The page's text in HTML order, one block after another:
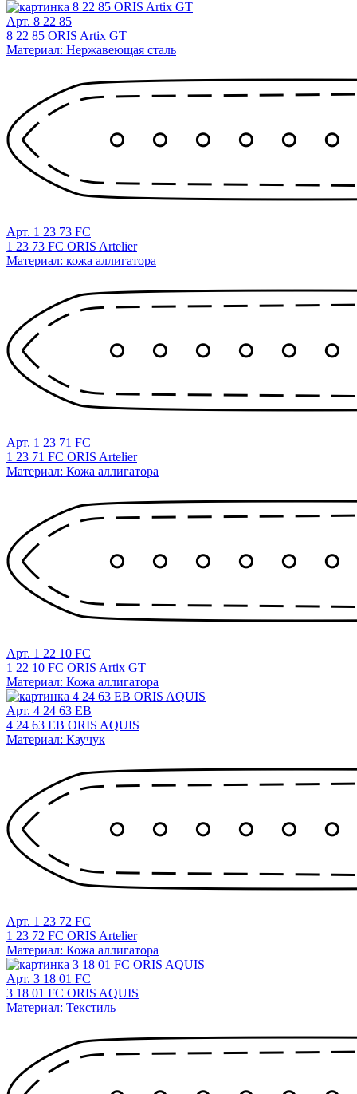
Арт. 8 22 85
8 22 85 ORIS Artix GT
Материал: Нержавеющая сталь
Арт. 1 23 73 FC
1 23 73 FC ORIS Artelier
Материал: кожа аллигатора
Арт. 1 23 71 FC
1 23 71 FC ORIS Artelier
Материал: Кожа аллигатора
Арт. 1 22 10 FC
1 22 10 FC ORIS Artix GT
Материал: Кожа аллигатора
Арт. 4 24 63 EB
4 24 63 EB ORIS AQUIS
Материал: Каучук
Арт. 1 23 72 FC
1 23 72 FC ORIS Artelier
Материал: Кожа аллигатора
Арт. 3 18 01 FC
3 18 01 FC ORIS AQUIS
Материал: Текстиль